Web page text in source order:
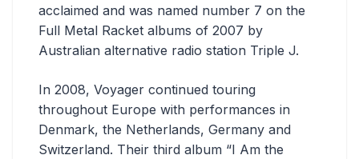
acclaimed and was named number 7 on the
Full Metal Racket albums of 2007 by
Australian alternative radio station Triple J.
In 2008, Voyager continued touring
throughout Europe with performances in
Denmark, the Netherlands, Germany and
Switzerland. Their third album “I Am the